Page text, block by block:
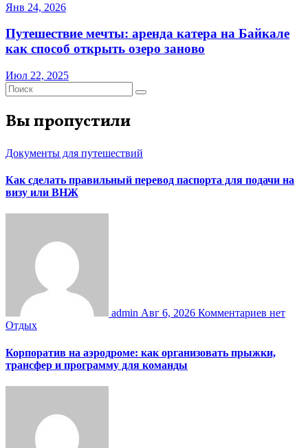
Янв 24, 2026
Путешествие мечты: аренда катера на Байкале
как способ открыть озеро заново
Июл 22, 2025
Вы пропустили
Документы для путешествий
Как сделать правильный перевод паспорта для подачи на
визу или ВНЖ
admin Авг 6, 2026 Комментариев нет
Отдых
Корпоратив на аэродроме: как организовать прыжки,
трансфер и программу для команды